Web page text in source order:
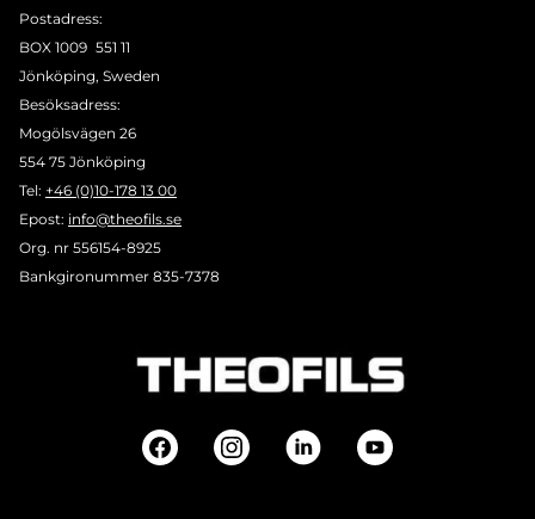
Postadress:
BOX 1009 551 11
Jönköping, Sweden
Besöksadress:
Mogölsvägen 26
554 75 Jönköping
Tel: +46 (0)10-178 13 00
Epost: info@theofils.se
Org. nr 556154-8925
Bankgironummer 835-7378